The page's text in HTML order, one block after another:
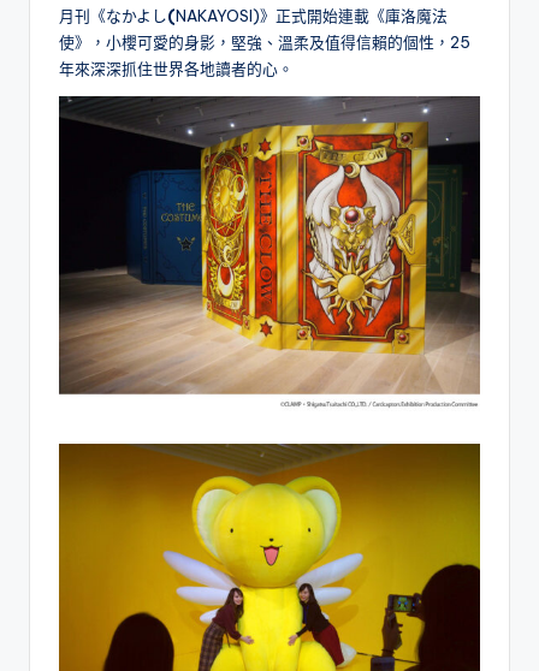
月刊《なかよし(NAKAYOSI)》正式開始連載《庫洛魔法
使》，小櫻可愛的身影，堅強、溫柔及值得信賴的個性，25
年來深深抓住世界各地讀者的心。